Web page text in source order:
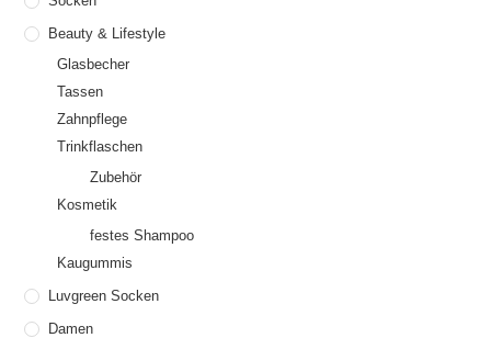
Beauty & Lifestyle
Glasbecher
Tassen
Zahnpflege
Trinkflaschen
Zubehör
Kosmetik
festes Shampoo
Kaugummis
Luvgreen Socken
Damen